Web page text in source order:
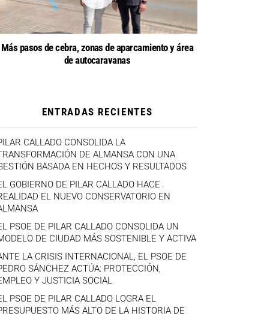
Más pasos de cebra, zonas de aparcamiento y área
de autocaravanas
ENTRADAS RECIENTES
CALLADO CONSOLIDA LA
DE ALMANSA CON UNA
BASADA EN HECHOS Y RESULTADOS
GOBIERNO DE PILAR CALLADO HACE
EL NUEVO CONSERVATORIO EN
PSOE DE PILAR CALLADO CONSOLIDA UN
DE CIUDAD MÁS SOSTENIBLE Y ACTIVA
LA CRISIS INTERNACIONAL, EL PSOE DE
SÁNCHEZ ACTÚA: PROTECCIÓN,
Y JUSTICIA SOCIAL
PSOE DE PILAR CALLADO LOGRA EL
MÁS ALTO DE LA HISTORIA DE